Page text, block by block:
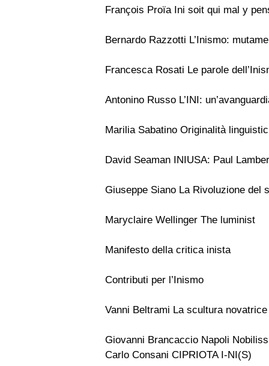
François Proïa Ini soit qui mal y
Bernardo Razzotti L’Inismo:
Francesca Rosati Le parole
Antonino Russo L’INI:
Marilia Sabatino Originalità
David Seaman INIUSA: Paul
Giuseppe Siano La Rivoluzione del
Maryclaire Wellinger The luminist
Manifesto della critica inista
Contributi per l’Inismo
Vanni Beltrami La scultura
Giovanni Brancaccio Napoli
Carlo Consani CIPRIOTA I-NI(S)